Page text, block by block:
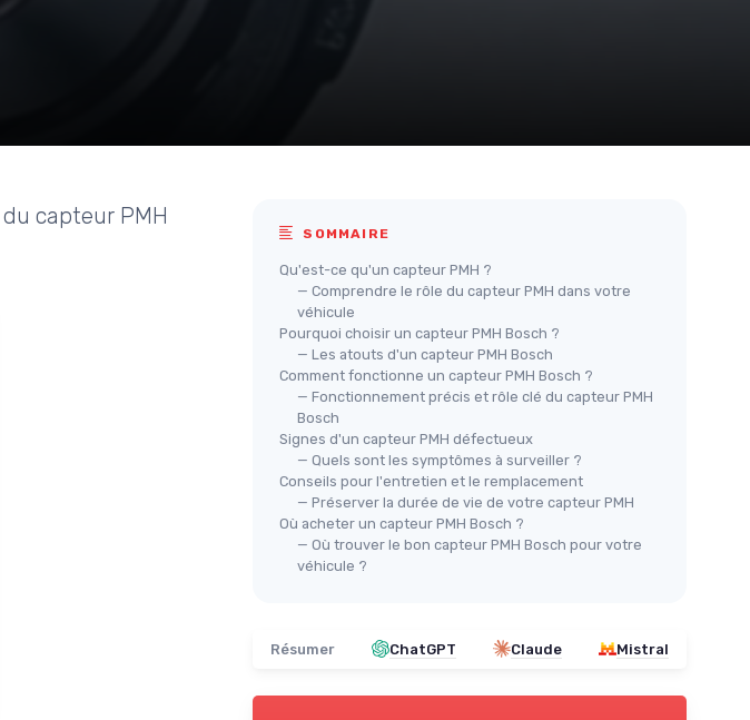
capteur PMH
SOMMAIRE
Qu'est-ce qu'un capteur PMH ?
— Comprendre le rôle du capteur PMH dans votre
véhicule
Pourquoi choisir un capteur PMH Bosch ?
— Les atouts d'un capteur PMH Bosch
Comment fonctionne un capteur PMH Bosch ?
— Fonctionnement précis et rôle clé du capteur PMH
Bosch
Signes d'un capteur PMH défectueux
— Quels sont les symptômes à surveiller ?
Conseils pour l'entretien et le remplacement
— Préserver la durée de vie de votre capteur PMH
Où acheter un capteur PMH Bosch ?
— Où trouver le bon capteur PMH Bosch pour votre
véhicule ?
Résumer ChatGPT Claude Mistral